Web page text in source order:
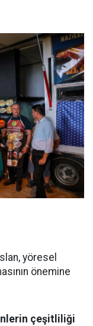
yöresel
önemine
çeşitliliği